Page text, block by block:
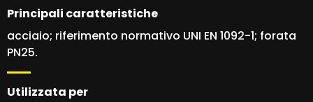
Principali caratteristiche
acciaio; riferimento normativo UNI EN 1092-1; forata
PN25.
Utilizzata per